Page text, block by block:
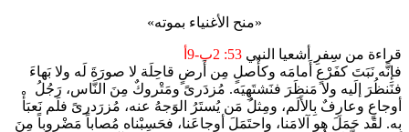
«منح الأغنياء بموته»
قراءة من سِفرِ أشعيا النبي 53: 2ب-9أ
فإِنَّه نَبَتَ كفَرْعٍ أَمامَه وكأَصلٍ مِن أَرضٍ قاحِلَة لا صورَةَ لَه ولا بَهاءَ
فنَنظُرَ إلَيه ولا مَنظَرَ فنَشتَهِيَه. مُزدَرىً ومَتْروكٌ مِنَ النَّاس، رَجُلُ
أوجاعٍ وعارِفٌ بِالأَلَم، ومِثلُ مَن يُستَرُ الوَجهُ عنه، مُزرَدرىً فلَم نَعبَأْ
بِه. لقَد حَمَلَ هو آلامَنا، واحتَمَلَ أوجاعَنا، فحَسِبْناه مُصاباً مَضْروباً مِنَ